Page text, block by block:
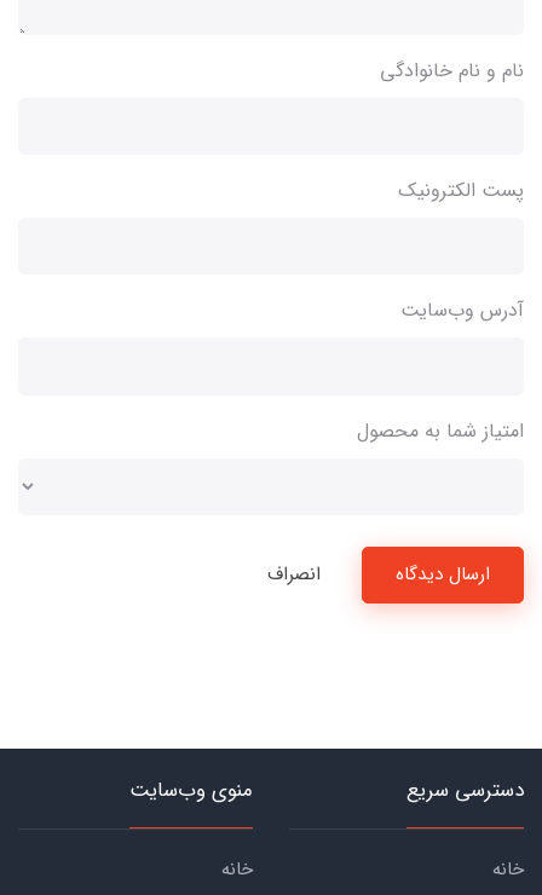
نام و نام خانوادگی
پست الکترونیک
آدرس وب‌سایت
امتیاز شما به محصول
ارسال دیدگاه انصراف
دسترسی سریع
خانه
منوی وب‌سایت
خانه